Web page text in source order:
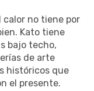
calor no tiene por
Kato tiene
bajo techo,
de arte
históricos que
el presente.